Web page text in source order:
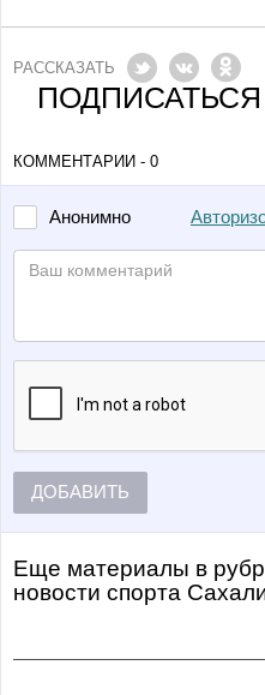
РАССКАЗАТЬ
ПОДПИСАТЬСЯ
КОММЕНТАРИИ - 0
Анонимно
ДОБАВИТЬ
Еще материалы в
Новости спорта